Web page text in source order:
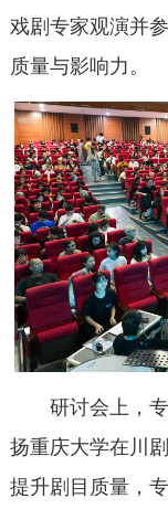
戏剧专家观演并
质量与影响力。
研讨会上，
扬重庆大学在川
提升剧目质量，